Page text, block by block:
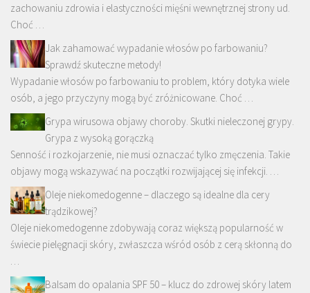
zachowaniu zdrowia i elastyczności mięśni wewnętrznej strony ud.
Choć …
Jak zahamować wypadanie włosów po farbowaniu?
Sprawdź skuteczne metody!
Wypadanie włosów po farbowaniu to problem, który dotyka wiele
osób, a jego przyczyny mogą być zróżnicowane. Choć …
Grypa wirusowa objawy choroby. Skutki nieleczonej grypy.
Grypa z wysoką gorączką
Senność i rozkojarzenie, nie musi oznaczać tylko zmęczenia. Takie
objawy mogą wskazywać na początki rozwijającej się infekcji. …
Oleje niekomedogenne – dlaczego są idealne dla cery
trądzikowej?
Oleje niekomedogenne zdobywają coraz większą popularność w
świecie pielęgnacji skóry, zwłaszcza wśród osób z cerą skłonną do
Balsam do opalania SPF 50 – klucz do zdrowej skóry latem